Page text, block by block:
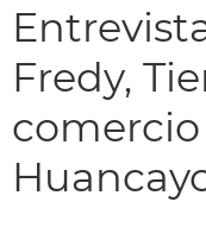
Fredy,